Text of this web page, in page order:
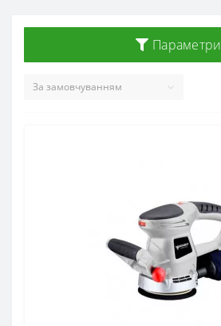
Параметри